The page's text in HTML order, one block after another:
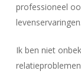
professioneel
levenservaringen.
Ik ben niet